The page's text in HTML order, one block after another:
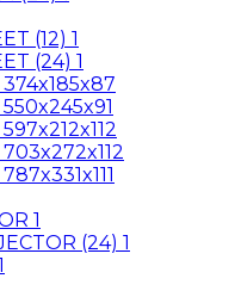
(12) 1
(24) 1
1
(24) 1